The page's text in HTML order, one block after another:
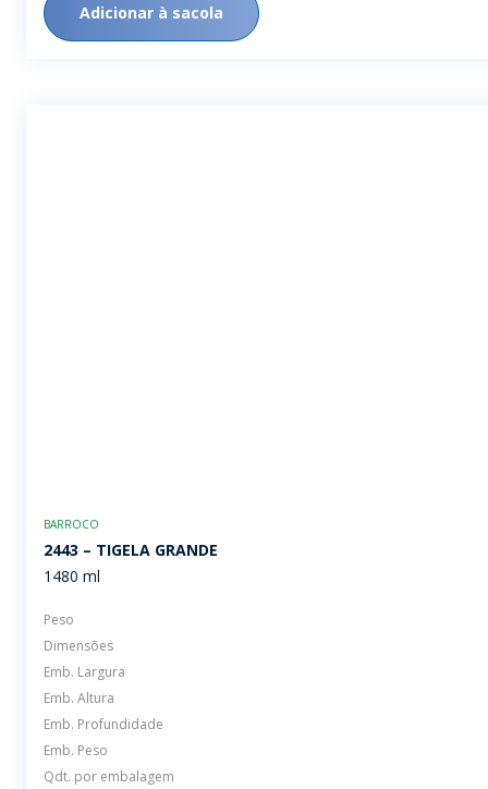
Adicionar à sacola
BARROCO
2443 – TIGELA GRANDE
1480 ml
Peso
Dimensões
Emb. Largura
Emb. Altura
Emb. Profundidade
Emb. Peso
Qdt. por embalagem